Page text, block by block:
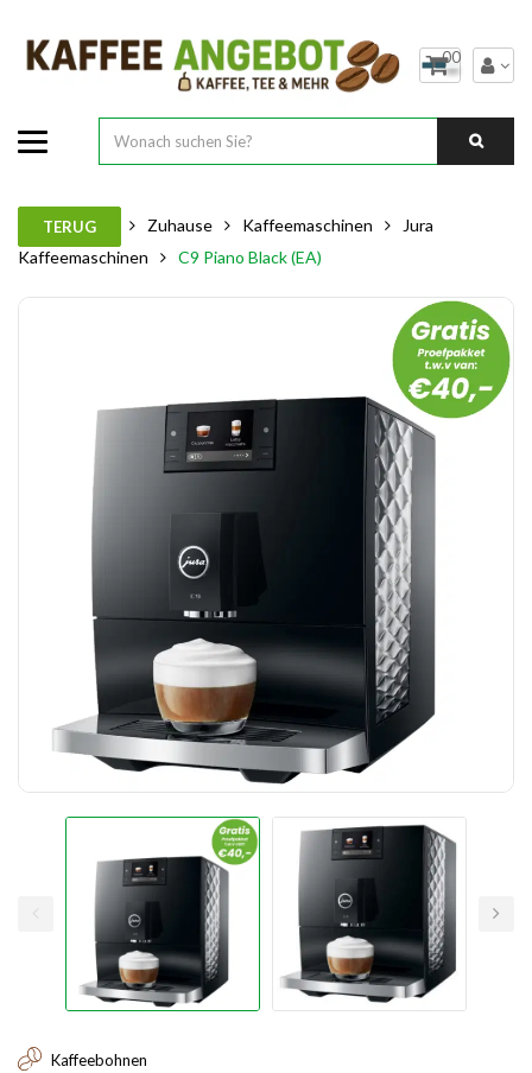
00
TERUG Zuhause Kaffeemaschinen
Jura
Kaffeemaschinen
C9 Piano Black (EA)
Kaffeebohnen